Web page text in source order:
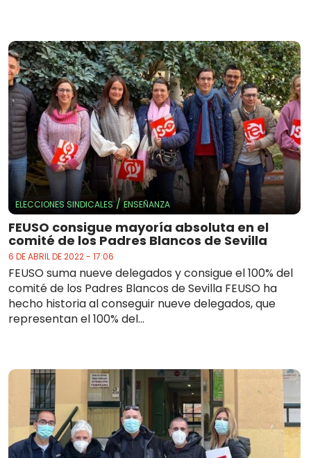
ELECCIONES SINDICALES/ENSEÑANZA
FEUSO consigue mayoría absoluta en el
comité de los Padres Blancos de Sevilla
6 DE ABRIL DE 2022 - 17:06
FEUSO suma nueve delegados y consigue el 100% del
comité de los Padres Blancos de Sevilla FEUSO ha
hecho historia al conseguir nueve delegados, que
representan el 100% del...